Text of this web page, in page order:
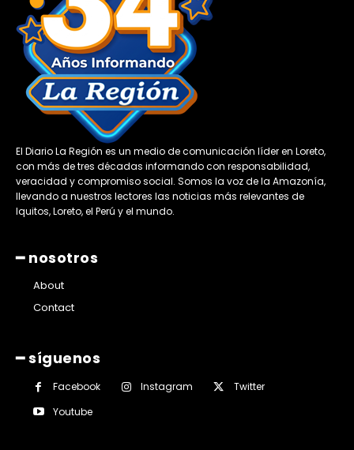
El Diario La Región es un medio de comunicación líder en Loreto,
con más de tres décadas informando con responsabilidad,
veracidad y compromiso social. Somos la voz de la Amazonía,
llevando a nuestros lectores las noticias más relevantes de
Iquitos, Loreto, el Perú y el mundo.
━ nosotros
About
Contact
━ síguenos
Facebook Instagram
Twitter
Youtube